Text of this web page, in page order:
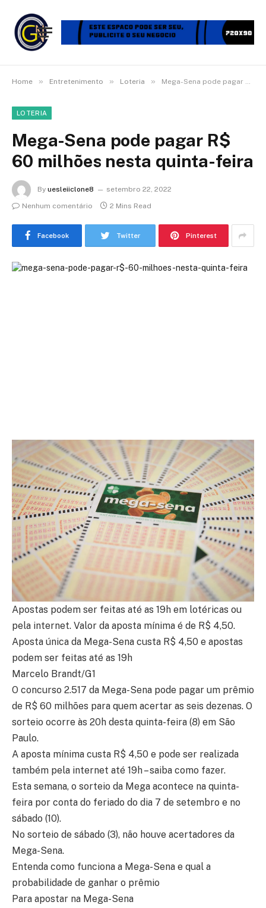
Home » Entretenimento » Loteria » Mega-Sena pode pagar R$ 60 milhões nesta quinta-feira
LOTERIA
Mega-Sena pode pagar R$
60 milhões nesta quinta-feira
By uesleiiclone8
setembro 22, 2022
Nenhum comentário
2 Mins Read
Facebook Twitter Pinterest
Apostas podem ser feitas até as 19h em lotéricas ou
pela internet. Valor da aposta mínima é de R$ 4,50.
Aposta única da Mega-Sena custa R$ 4,50 e apostas
podem ser feitas até as 19h
Marcelo Brandt/G1
O concurso 2.517 da Mega-Sena pode pagar um prêmio
de R$ 60 milhões para quem acertar as seis dezenas. O
sorteio ocorre às 20h desta quinta-feira (8) em São
Paulo.
A aposta mínima custa R$ 4,50 e pode ser realizada
também pela internet até 19h – saiba como fazer.
Esta semana, o sorteio da Mega acontece na quinta-
feira por conta do feriado do dia 7 de setembro e no
sábado (10).
No sorteio de sábado (3), não houve acertadores da
Mega-Sena.
Entenda como funciona a Mega-Sena e qual a
probabilidade de ganhar o prêmio
Para apostar na Mega-Sena